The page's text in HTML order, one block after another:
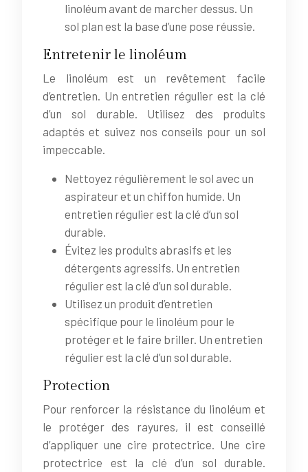
linoléum avant de marcher dessus. Un
sol plan est la base d’une pose réussie.
Entretenir le linoléum
Le linoléum est un revêtement facile
d’entretien. Un entretien régulier est la clé
d’un sol durable. Utilisez des produits
adaptés et suivez nos conseils pour un sol
impeccable.
Nettoyez régulièrement le sol avec un
aspirateur et un chiffon humide. Un
entretien régulier est la clé d’un sol
durable.
Évitez les produits abrasifs et les
détergents agressifs. Un entretien
régulier est la clé d’un sol durable.
Utilisez un produit d’entretien
spécifique pour le linoléum pour le
protéger et le faire briller. Un entretien
régulier est la clé d’un sol durable.
Protection
Pour renforcer la résistance du linoléum et
le protéger des rayures, il est conseillé
d’appliquer une cire protectrice. Une cire
protectrice est la clé d’un sol durable.